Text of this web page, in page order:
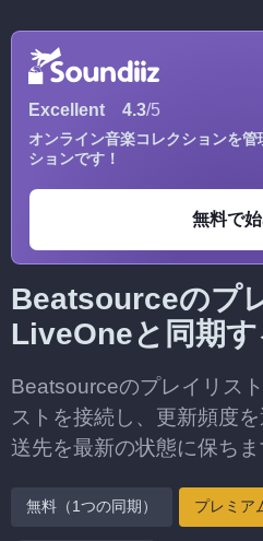
Excellent 4.3/5
オンライン音楽コレクションを
ションです！
無料で
Beatsourceのプ
LiveOneと同期
Beatsourceのプレイリス
ストを接続し、更新頻度
送先を最新の状態に保ちま
無料（1つの同期） プレミア